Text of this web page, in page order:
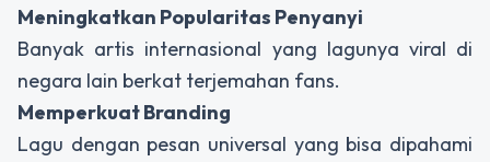
Meningkatkan Popularitas Penyanyi
Banyak artis internasional yang lagunya viral di
negara lain berkat terjemahan fans.
Memperkuat Branding
Lagu dengan pesan universal yang bisa dipahami